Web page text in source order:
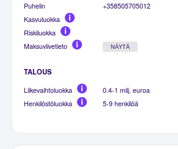
Puhelin
+358505705012
Kasvuluokka
Riskiluokka
Maksuviivetieto
NÄYTÄ
TALOUS
Liikevaihtoluokka
0.4-1 milj. euroa
Henkilöstöluokka
5-9 henkilöä